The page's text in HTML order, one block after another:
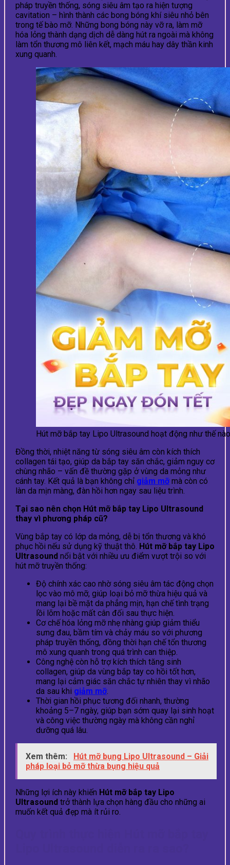
pháp truyền thống, sóng siêu âm tạo ra hiện tượng
cavitation – hình thành các bong bóng khí siêu nhỏ bên
trong tế bào mỡ. Những bong bóng này vỡ ra, làm mỡ
hóa lỏng thành dạng dịch dễ dàng hút ra ngoài mà không
làm tổn thương mô liên kết, mạch máu hay dây thần kinh
xung quanh.
Hút mỡ bắp tay Lipo Ultrasound hoạt động như thế
Đồng thời, nhiệt năng từ sóng siêu âm còn kích thích
collagen tái tạo, giúp da bắp tay săn chắc, giảm nguy cơ
chùng nhão – vấn đề thường gặp ở vùng da mỏng như
cánh tay. Kết quả là bạn không chỉ giảm mỡmà còn có
làn da mịn màng, đàn hồi hơn ngay sau liệu trình.
Tại sao nên chọn Hút mỡ bắp tay Lipo Ultrasound
thay vì phương pháp cũ?
Vùng bắp tay có lớp da mỏng, dễ bị tổn thương và khó
phục hồi nếu sử dụng kỹ thuật thô. Hút mỡ bắp tay Lipo
Ultrasound nổi bật với nhiều ưu điểm vượt trội so với
hút mỡ truyền thống:
Độ chính xác cao nhờ sóng siêu âm tác động chọn
lọc vào mô mỡ, giúp loại bỏ mỡ thừa hiệu quả và
mang lại bề mặt da phẳng mịn, hạn chế tình trạng
lồi lõm hoặc mất cân đối sau thực hiện.
Cơ chế hóa lỏng mỡ nhẹ nhàng giúp giảm thiểu
sưng đau, bầm tím và chảy máu so với phương
pháp truyền thống, đồng thời hạn chế tổn thương
mô xung quanh trong quá trình can thiệp.
Công nghệ còn hỗ trợ kích thích tăng sinh
collagen, giúp da vùng bắp tay co hồi tốt hơn,
mang lại cảm giác săn chắc tự nhiên thay vì nhão
da sau khi giảm mỡ.
Thời gian hồi phục tương đối nhanh, thường
khoảng 5–7 ngày, giúp bạn sớm quay lại sinh hoạt
và công việc thường ngày mà không cần nghỉ
dưỡng quá lâu.
Xem thêm:
Hút mỡ bụng Lipo Ultrasound – Giải
pháp loại bỏ mỡ thừa bụng hiệu quả
Những lợi ích này khiến Hút mỡ bắp tay Lipo
Ultrasound trở thành lựa chọn hàng đầu cho những ai
muốn kết quả đẹp mà ít rủi ro.